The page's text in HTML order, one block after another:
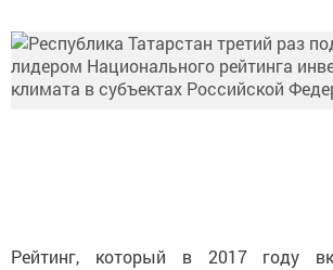
Рейтинг, который в 2017 году